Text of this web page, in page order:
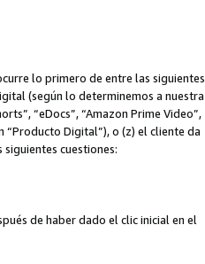
lo primero de entre las siguientes
(según lo determinemos a nuestra
“eDocs”, “Amazon Prime Video”,
“Producto Digital”), o (z) el cliente da
siguientes cuestiones:
de haber dado el clic inicial en el